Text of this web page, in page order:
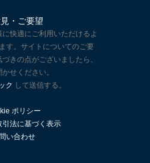
・ご要望
快適にご利用いただけるよ
す。サイトについてのご要
きの点がございましたら、
せください。
ク して送信する。
ポリシー
引法に基づく表示
い合わせ